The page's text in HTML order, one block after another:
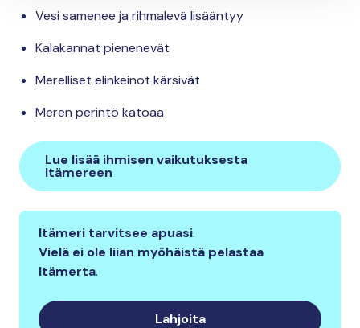
Vesi samenee ja rihmalevä lisääntyy
Kalakannat pienenevät
Merelliset elinkeinot kärsivät
Meren perintö katoaa
Lue lisää ihmisen vaikutuksesta
Itämereen
Itämeri tarvitsee apuasi.
Vielä ei ole liian myöhäistä pelastaa
Itämerta.
Lahjoita